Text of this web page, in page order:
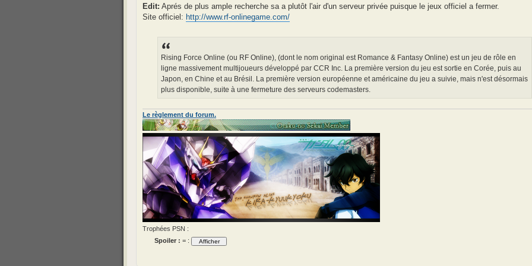
Edit: Aprés de plus ample recherche sa a plutôt l'air d'un serveur privée puisque le jeux officiel a fermer.
Site officiel: http://www.rf-onlinegame.com/
Rising Force Online (ou RF Online), (dont le nom original est Romance & Fantasy Online) est un jeu de rôle en
ligne massivement multijoueurs développé par CCR Inc. La première version du jeu est sortie en Corée, puis au
Japon, en Chine et au Brésil. La première version européenne et américaine du jeu a suivie, mais n'est désormais
plus disponible, suite à une fermeture des serveurs codemasters.
Le règlement du forum.
Trophées PSN :
Spoiler : = :